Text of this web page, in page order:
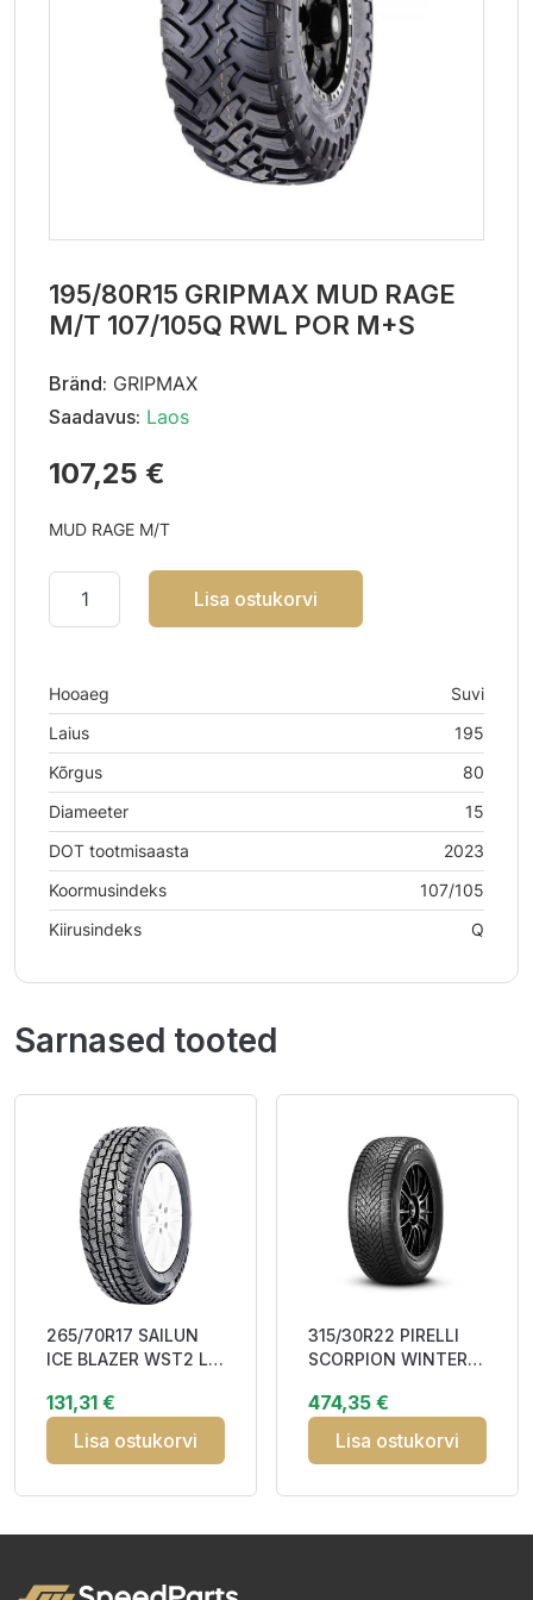
195/80R15 GRIPMAX MUD RAGE
M/T 107/105Q RWL POR M+S
Bränd: GRIPMAX
Saadavus: Laos
107,25 €
MUD RAGE M/T
Lisa ostukorvi
Hooaeg
Suvi
Laius
195
Kõrgus
80
Diameeter
15
DOT tootmisaasta
2023
Koormusindeks
107/105
Kiirusindeks
Q
Sarnased tooted
265/70R17 SAILUN
ICE BLAZER WST2 LT
DDB73 3PMSF M
131,31 €
Lisa ostukorvi
315/30R22 PIRELLI
SCORPION WINTER 2
Studless CAB
474,35 €
Lisa ostukorvi